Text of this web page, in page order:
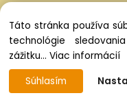
Táto stránka používa
technológie
zážitku... Viac informácií
Súhlasím